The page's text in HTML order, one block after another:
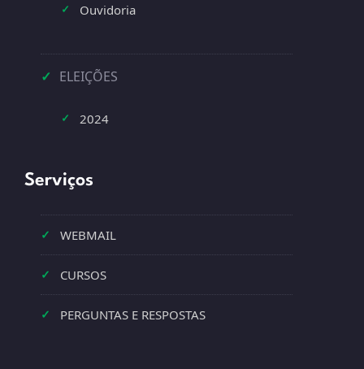
✓ Ouvidoria
✓ ELEIÇÕES
✓ 2024
Serviços
✓ WEBMAIL
✓ CURSOS
✓ PERGUNTAS E RESPOSTAS